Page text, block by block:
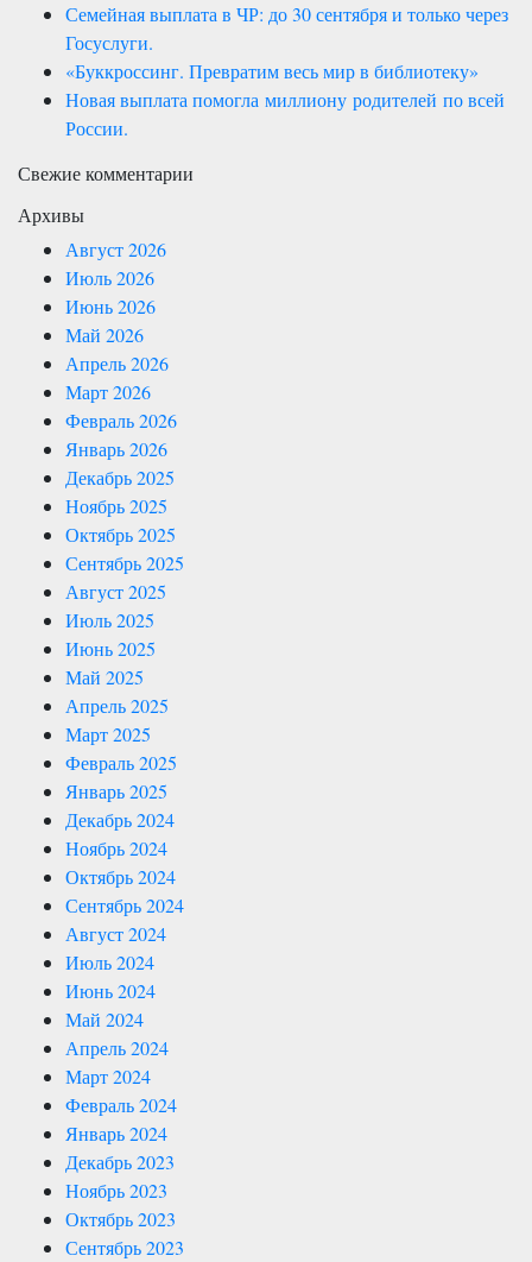
Семейная выплата в ЧР: до 30 сентября и только через
Госуслуги.
«Буккроссинг. Превратим весь мир в библиотеку»
Новая выплата помогла миллиону родителей по всей
России.
Свежие комментарии
Архивы
Август 2026
Июль 2026
Июнь 2026
Май 2026
Апрель 2026
Март 2026
Февраль 2026
Январь 2026
Декабрь 2025
Ноябрь 2025
Октябрь 2025
Сентябрь 2025
Август 2025
Июль 2025
Июнь 2025
Май 2025
Апрель 2025
Март 2025
Февраль 2025
Январь 2025
Декабрь 2024
Ноябрь 2024
Октябрь 2024
Сентябрь 2024
Август 2024
Июль 2024
Июнь 2024
Май 2024
Апрель 2024
Март 2024
Февраль 2024
Январь 2024
Декабрь 2023
Ноябрь 2023
Октябрь 2023
Сентябрь 2023